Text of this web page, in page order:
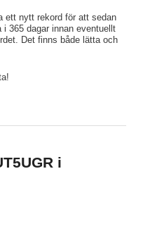
ett nytt rekord för att sedan
365 dagar innan eventuellt
Det finns både lätta och
i